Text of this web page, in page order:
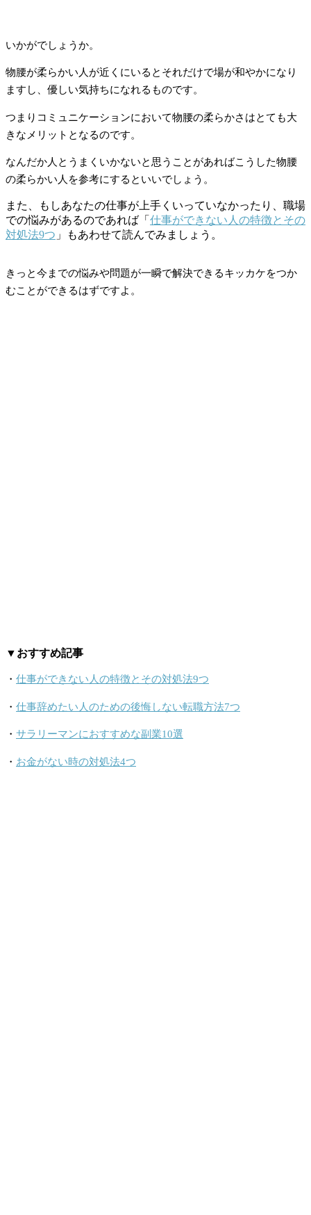
いかがでしょうか。
物腰が柔らかい人が近くにいるとそれだけで場が和やかになり
ますし、優しい気持ちになれるものです。
つまりコミュニケーションにおいて物腰の柔らかさはとても大
きなメリットとなるのです。
なんだか人とうまくいかないと思うことがあればこうした物腰
の柔らかい人を参考にするといいでしょう。
また、もしあなたの仕事が上手くいっていなかったり、職場
での悩みがあるのであれば「 仕事ができない人の特徴とその
対処法9つ 」もあわせて読んでみましょう。
きっと今までの悩みや問題が一瞬で解決できるキッカケをつか
むことができるはずですよ。
▼おすすめ記事
・ 仕事ができない人の特徴とその対処法9つ
・ 仕事辞めたい人のための後悔しない転職方法7つ
・ サラリーマンにおすすめな副業10選
・ お金がない時の対処法4つ